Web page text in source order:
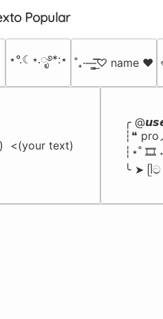
Popular
⋆°.☾⋆.ೃ࿔*:⋆ ˚₊·—̳͟͞͞♡ name ♥️
<(your text)
╭
┆❝ pro
┆⋆˚ 🎞️
╰ ➤